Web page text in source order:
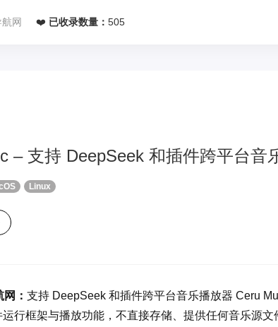
网 ❤️ 已收录数量： 505
– 支持 DeepSeek 和插件跨平台音
Linux
： 支持 DeepSeek 和插件跨平台音乐播放器 Ceru
行框架与播放功能，不直接存储、提供任何音乐源